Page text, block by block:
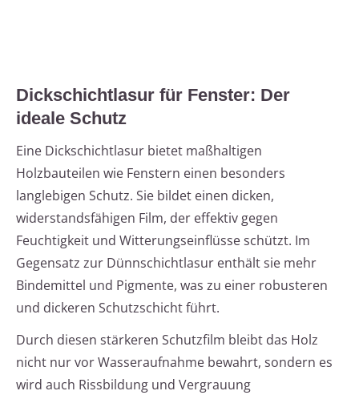
Dickschichtlasur für Fenster: Der
ideale Schutz
Eine Dickschichtlasur bietet maßhaltigen
Holzbauteilen wie Fenstern einen besonders
langlebigen Schutz. Sie bildet einen dicken,
widerstandsfähigen Film, der effektiv gegen
Feuchtigkeit und Witterungseinflüsse schützt. Im
Gegensatz zur Dünnschichtlasur enthält sie mehr
Bindemittel und Pigmente, was zu einer robusteren
und dickeren Schutzschicht führt.
Durch diesen stärkeren Schutzfilm bleibt das Holz
nicht nur vor Wasseraufnahme bewahrt, sondern es
wird auch Rissbildung und Vergrauung